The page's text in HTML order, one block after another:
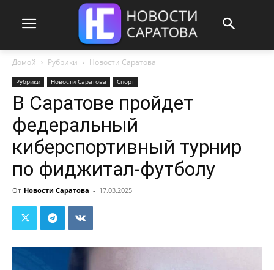
Домой Рубрики Новости Саратова
Рубрики Новости Саратова Спорт
В Саратове пройдет
федеральный
киберспортивный турнир
по фиджитал-футболу
От Новости Саратова - 17.03.2025